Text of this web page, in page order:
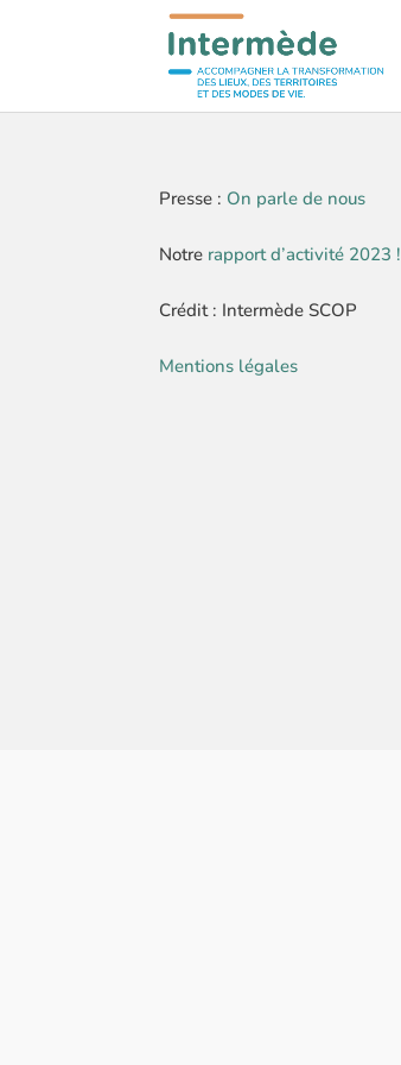
Presse : On parle de nous
Notre rapport d’activité 2023 !
Crédit : Intermède SCOP
Mentions légales